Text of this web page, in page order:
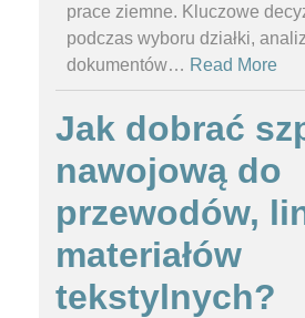
prace ziemne. Kluczowe
podczas wyboru działki,
dokumentów… Read More
Jak dobrać
nawojową do
przewodów,
materiałów
tekstylnych?